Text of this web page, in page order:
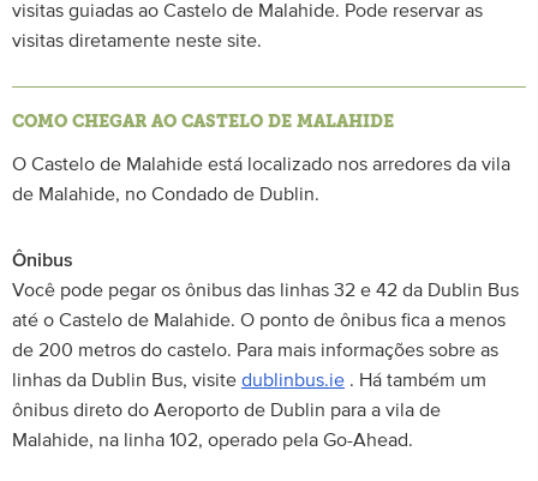
visitas guiadas ao Castelo de Malahide. Pode reservar as
visitas diretamente neste site.
COMO CHEGAR AO CASTELO DE MALAHIDE
O Castelo de Malahide está localizado nos arredores da vila
de Malahide, no Condado de Dublin.
Ônibus
Você pode pegar os ônibus das linhas 32 e 42 da Dublin Bus
até o Castelo de Malahide. O ponto de ônibus fica a menos
de 200 metros do castelo. Para mais informações sobre as
linhas da Dublin Bus, visite dublinbus.ie . Há também um
ônibus direto do Aeroporto de Dublin para a vila de
Malahide, na linha 102, operado pela Go-Ahead.